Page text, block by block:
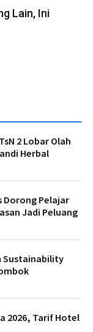
Lain, Ini
2 Lobar Olah
Herbal
Dorong Pelajar
Jadi Peluang
Sustainability
2026, Tarif Hotel